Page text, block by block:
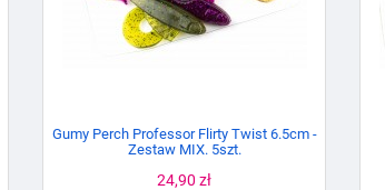
Gumy Perch Professor Flirty Twist 6.5cm -
Zestaw MIX. 5szt.
Cena
24,90 zł